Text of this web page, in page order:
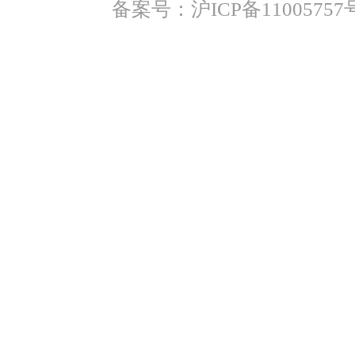
备案号：沪ICP备11005757